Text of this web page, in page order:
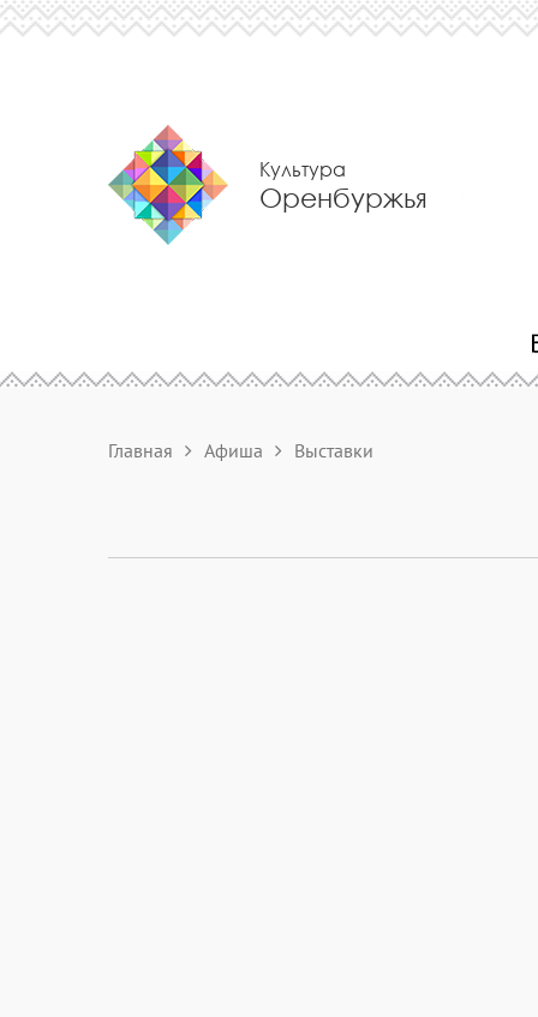
Культура
Оренбуржья
Главная Афиша Выставки